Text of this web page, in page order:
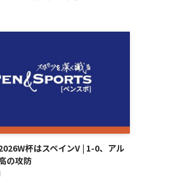
杯はスペインV | 1-0、アル
の攻防